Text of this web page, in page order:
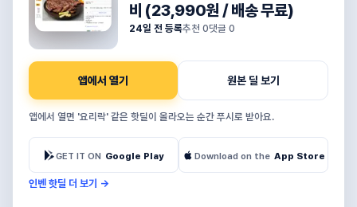
비 (23,990원 / 배송 무료)
24일 전 등록추천 0댓글 0
앱에서 열기 원본 딜 보기
앱에서 열면 '요리락' 같은 핫딜이 올라오는 순간 푸시로 받아요.
GET IT ON Google Play Download on the App Store
인벤 핫딜 더 보기 →